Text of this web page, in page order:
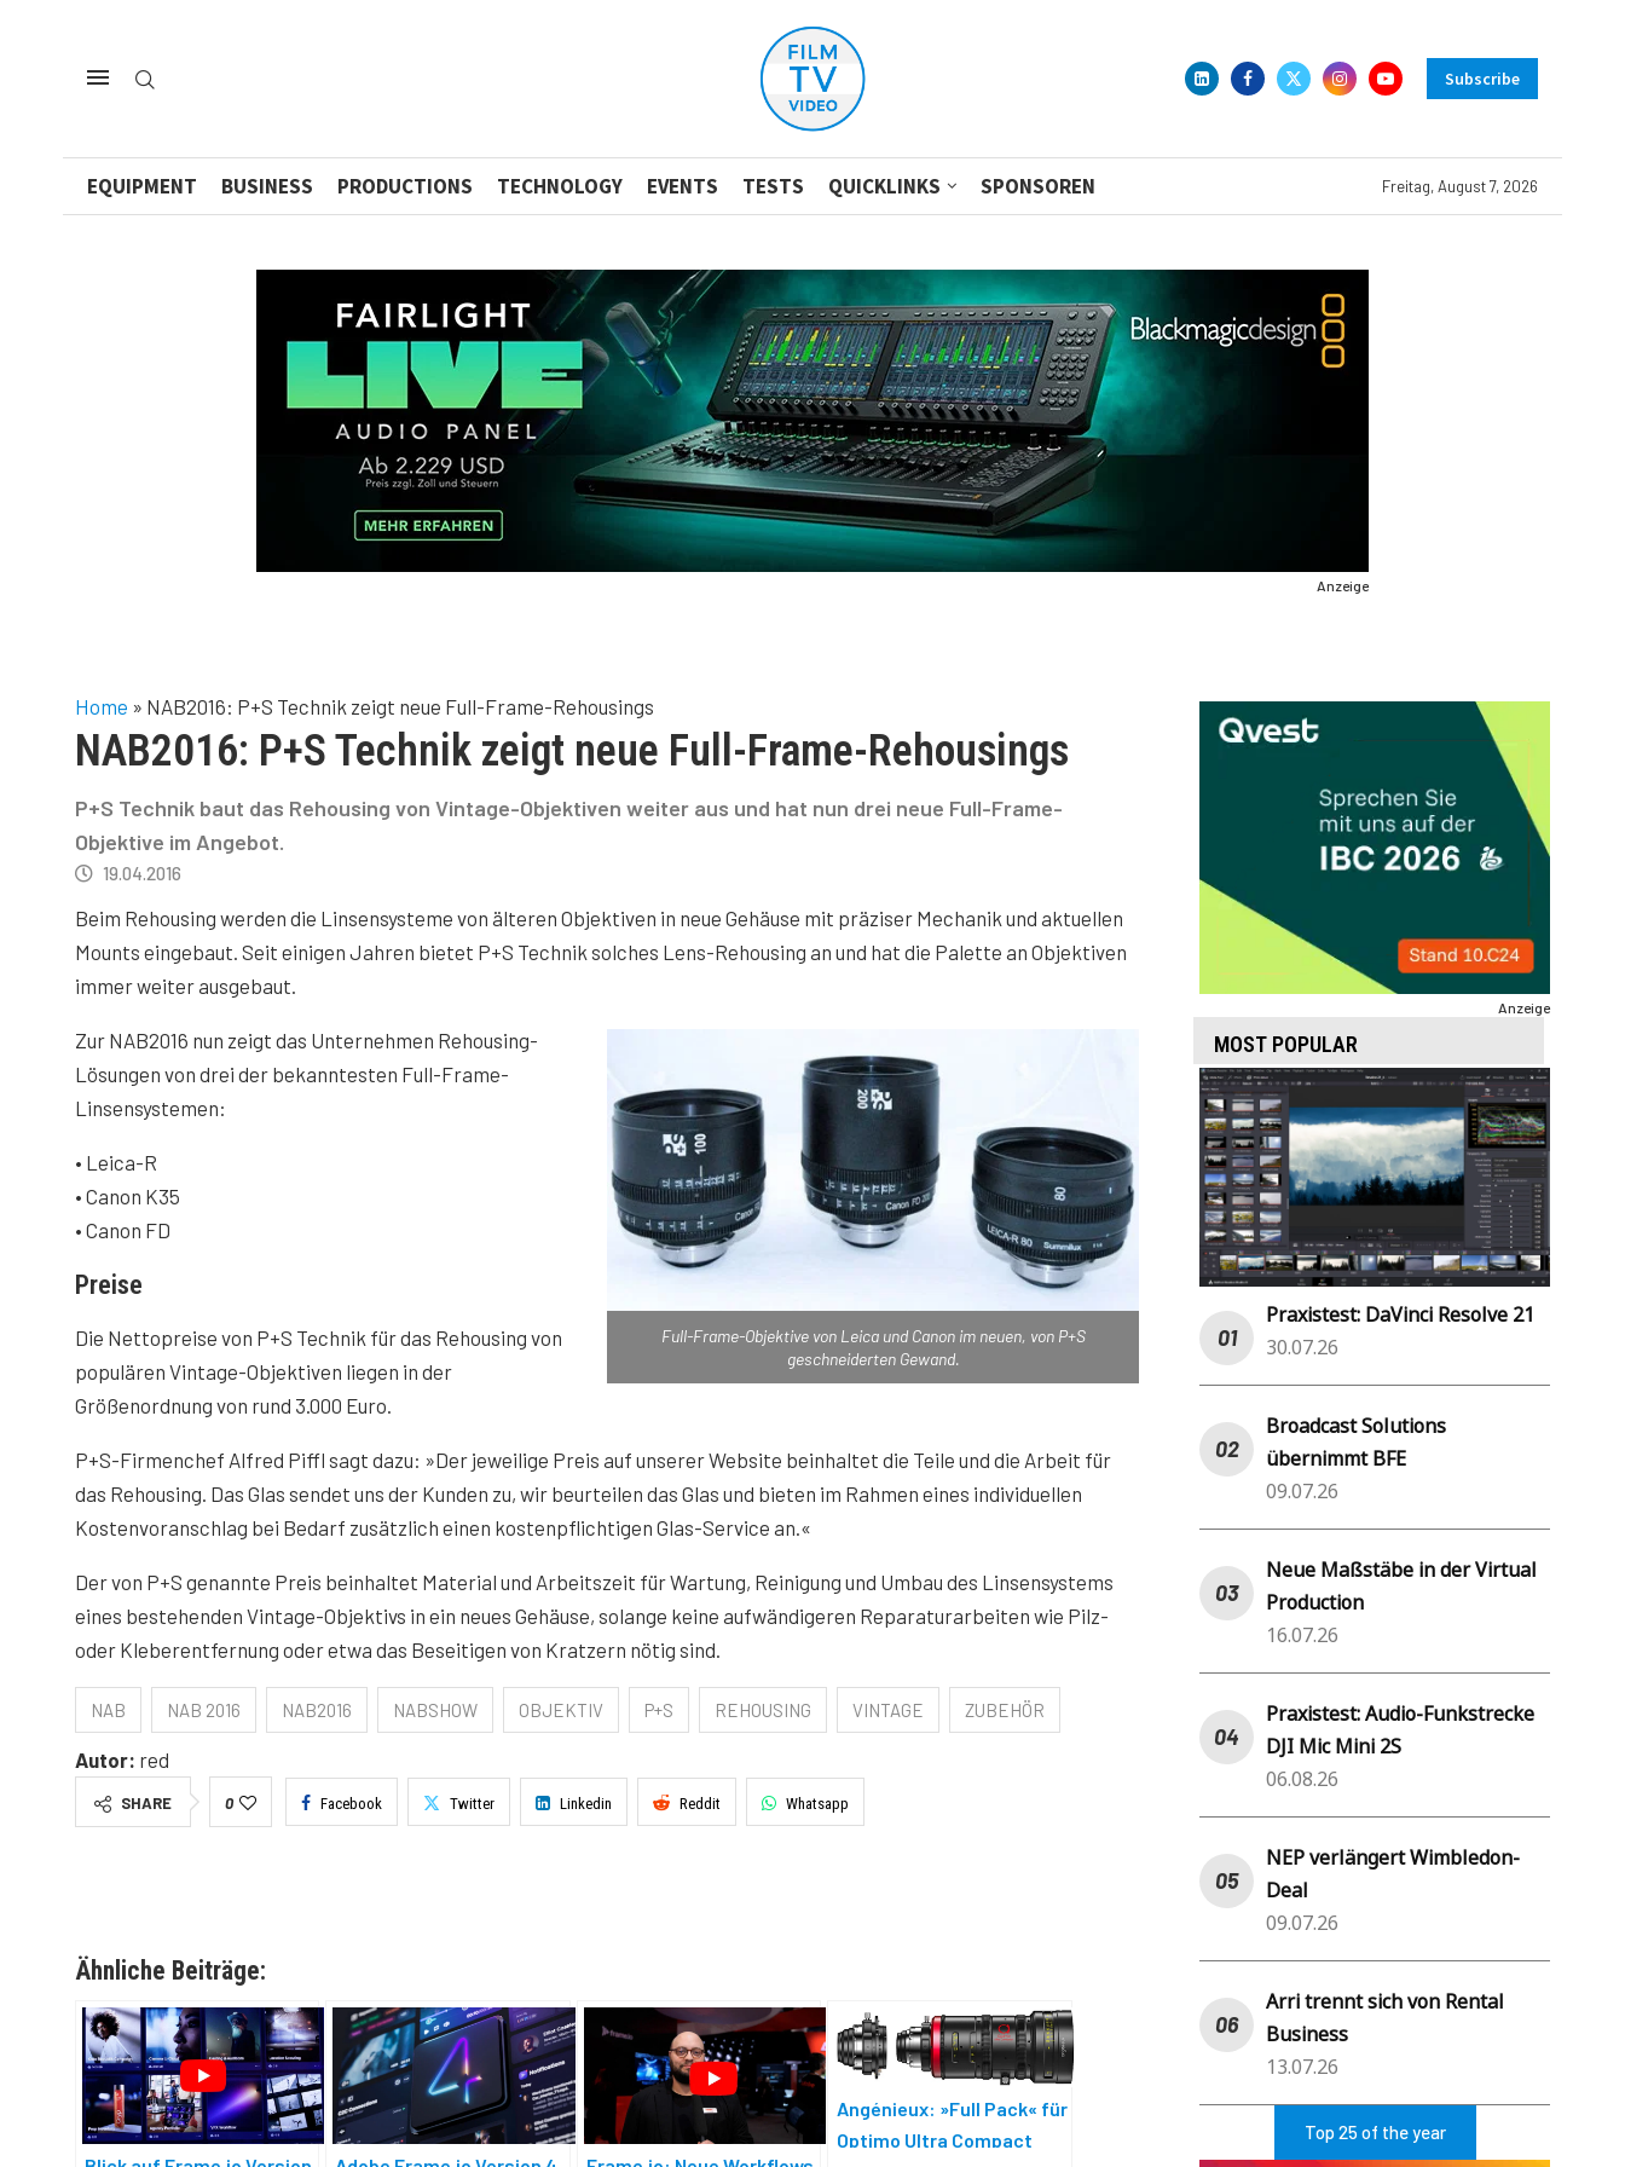
Subscribe
EQUIPMENT BUSINESS PRODUCTIONS TECHNOLOGY EVENTS TESTS QUICKLINKS SPONSOREN Freitag, August 7, 2026
Anzeige
Home » NAB2016: P+S Technik zeigt neue Full-Frame-Rehousings
NAB2016: P+S Technik zeigt neue Full-Frame-Rehousings
P+S Technik baut das Rehousing von Vintage-Objektiven weiter aus und hat nun drei neue Full-Frame-
Objektive im Angebot.
19.04.2016
Beim Rehousing werden die Linsensysteme von älteren Objektiven in neue Gehäuse mit präziser Mechanik und aktuellen
Mounts eingebaut. Seit einigen Jahren bietet P+S Technik solches Lens-Rehousing an und hat die Palette an Objektiven
immer weiter ausgebaut.
Full-Frame-Objektive von Leica und Canon im neuen, von P+S
geschneiderten Gewand.
Zur NAB2016 nun zeigt das Unternehmen Rehousing-
Lösungen von drei der bekanntesten Full-Frame-
Linsensystemen:
• Leica-R
• Canon K35
• Canon FD
Preise
Die Nettopreise von P+S Technik für das Rehousing von
populären Vintage-Objektiven liegen in der
Größenordnung von rund 3.000 Euro.
P+S-Firmenchef Alfred Piffl sagt dazu: »Der jeweilige Preis auf unserer Website beinhaltet die Teile und die Arbeit für
das Rehousing. Das Glas sendet uns der Kunden zu, wir beurteilen das Glas und bieten im Rahmen eines individuellen
Kostenvoranschlag bei Bedarf zusätzlich einen kostenpflichtigen Glas-Service an.«
Der von P+S genannte Preis beinhaltet Material und Arbeitszeit für Wartung, Reinigung und Umbau des Linsensystems
eines bestehenden Vintage-Objektivs in ein neues Gehäuse, solange keine aufwändigeren Reparaturarbeiten wie Pilz-
oder Kleberentfernung oder etwa das Beseitigen von Kratzern nötig sind.
NAB NAB 2016 NAB2016 NABSHOW OBJEKTIV P+S REHOUSING VINTAGE ZUBEHÖR
Autor: red
SHARE 0 Facebook Twitter Linkedin Reddit Whatsapp
Ähnliche Beiträge:
Angénieux: »Full Pack« für
Optimo Ultra Compact
Anzeige
MOST POPULAR
Praxistest: DaVinci Resolve 21
30.07.26
Broadcast Solutions
übernimmt BFE
09.07.26
Neue Maßstäbe in der Virtual
Production
16.07.26
Praxistest: Audio-Funkstrecke
DJI Mic Mini 2S
06.08.26
NEP verlängert Wimbledon-
Deal
09.07.26
Arri trennt sich von Rental
Business
13.07.26
Top 25 of the year